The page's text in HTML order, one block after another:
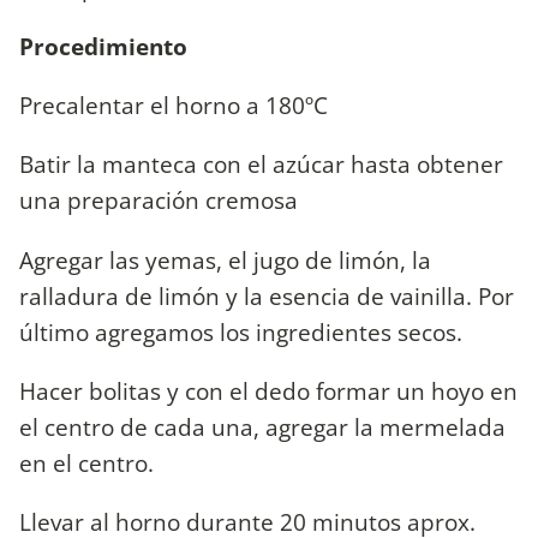
Procedimiento
Precalentar el horno a 180ºC
Batir la manteca con el azúcar hasta obtener
una preparación cremosa
Agregar las yemas, el jugo de limón, la
ralladura de limón y la esencia de vainilla. Por
último agregamos los ingredientes secos.
Hacer bolitas y con el dedo formar un hoyo en
el centro de cada una, agregar la mermelada
en el centro.
Llevar al horno durante 20 minutos aprox.